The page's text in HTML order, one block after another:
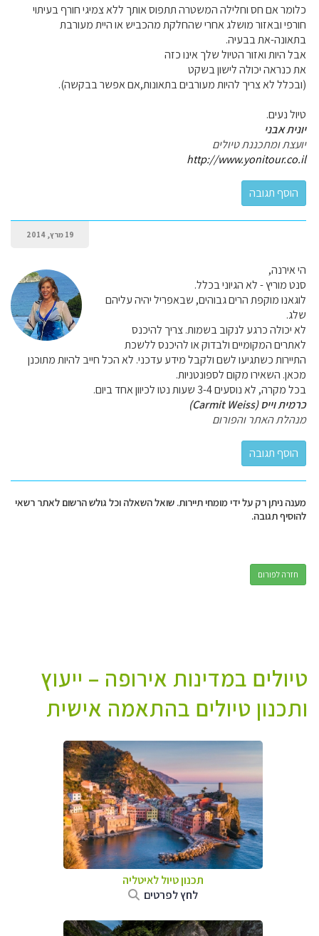
כלומר אם חס וחלילה המשטרה תתפוס אותך ללא צמיגי חורף בעיתוי
חורפי ובאזור מושלג אחרי שהחלקת מהכביש או היית מעורבת
בתאונה-את בבעיה.
אבל היות ואזור הטיול שלך אינו כזה
את כנראה יכולה לישון בשקט
(ובכלל לא צריך להיות מעורבים בתאונות,אם אפשר בבקשה).
טיול נעים.
יונית אבני
יועצת ומתכננת טיולים
http://www.yonitour.co.il
19 מרץ, 2014
הי אירנה,
סנט מוריץ - לא הגיוני בכלל.
לוגאנו מוקפת הרים גבוהים, שבאפריל יהיה עליהם
שלג.
לא יכולה כרגע לנקוב בשמות. צריך להיכנס
לאתרים המקומיים ולבדוק או להיכנס ללשכת
התיירות כשתגיעו לשם ולקבל מידע עדכני. לא הכל חייב להיות מתוכנן
מכאן. השאירו מקום לספונטניות.
בכל מקרה, לא נוסעים 3-4 שעות נטו לכיוון אחד ביום.
כרמית וייס (Carmit Weiss)
מנהלת האתר והפורום
מענה ניתן רק על ידי מומחי תיירות. שואל השאלה וכל גולש הרשום לאתר רשאי
להוסיף תגובה.
חזרה לפורום
טיולים במדינות אירופה – ייעוץ
ותכנון טיולים בהתאמה אישית
תכנון טיול לאיטליה
לחץ לפרטים